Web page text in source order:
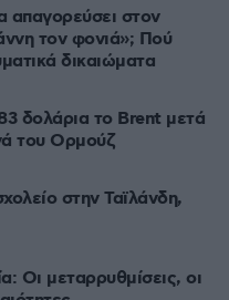
απαγορεύσει στον
τον φονιά»; Πού
δικαιώματα
δολάρια το Brent μετά
του Ορμούζ
στην Ταϊλάνδη,
Οι μεταρρυθμίσεις, οι